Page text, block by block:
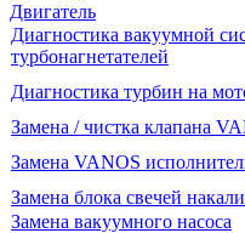
Двигатель
Диагностика вакуумной
турбонагнетателей
Диагностика турбин на
Замена / чистка клапана
Замена VANOS
Замена блока свечей
Замена вакуумного насоса